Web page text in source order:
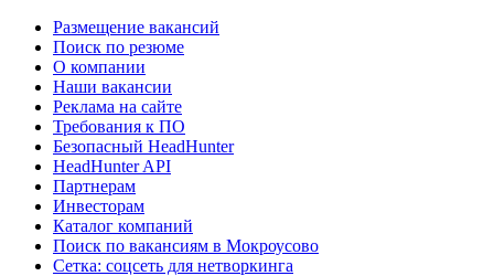
Размещение вакансий
Поиск по резюме
О компании
Наши вакансии
Реклама на сайте
Требования к ПО
Безопасный HeadHunter
HeadHunter API
Партнерам
Инвесторам
Каталог компаний
Поиск по вакансиям в Мокроусово
Сетка: соцсеть для нетворкинга